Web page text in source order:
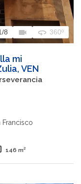
/8 videocam 360 360º
mi
VEN
Francisco
146 m²